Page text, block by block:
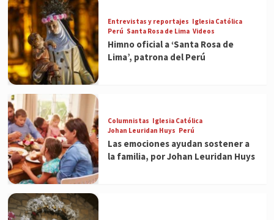
Entrevistas y reportajes Iglesia Católica
Perú Santa Rosa de Lima Videos
Himno oficial a ‘Santa Rosa de
Lima’, patrona del Perú
Columnistas Iglesia Católica
Johan Leuridan Huys Perú
Las emociones ayudan sostener a
la familia, por Johan Leuridan Huys